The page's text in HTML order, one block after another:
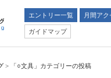
エントリー一覧 月間ア
ガイドマップ
> 「○文具」カテゴリーの投稿